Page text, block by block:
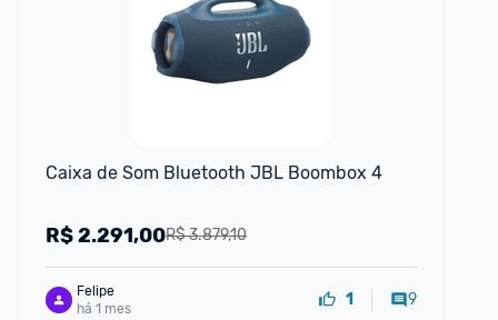
Caixa de Som Bluetooth JBL Boombox 4
R$ 3.879,10
R$2.291,00
Felipe
há 1 mes
1 9